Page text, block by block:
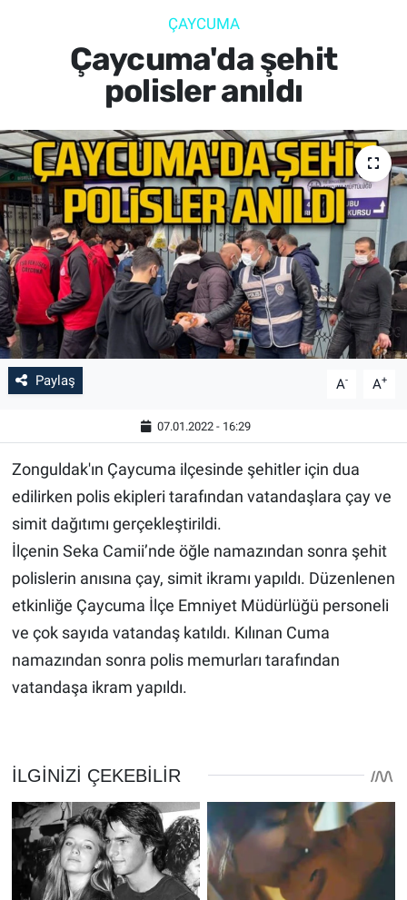
ÇAYCUMA
Çaycuma'da şehit
polisler anıldı
Paylaş A- A+
07.01.2022 - 16:29
Zonguldak'ın Çaycuma ilçesinde şehitler için dua
edilirken polis ekipleri tarafından vatandaşlara çay ve
simit dağıtımı gerçekleştirildi.
İlçenin Seka Camii’nde öğle namazından sonra şehit
polislerin anısına çay, simit ikramı yapıldı. Düzenlenen
etkinliğe Çaycuma İlçe Emniyet Müdürlüğü personeli
ve çok sayıda vatandaş katıldı. Kılınan Cuma
namazından sonra polis memurları tarafından
vatandaşa ikram yapıldı.
SPOR
SAĞLIK